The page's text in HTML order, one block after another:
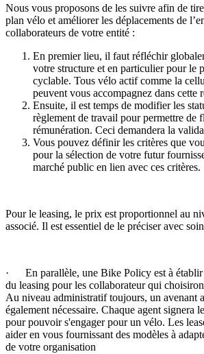
Nous vous proposons de les suivre afin de
plan vélo et améliorer les déplacements de
collaborateurs de votre entité :
En premier lieu, il faut réfléchir
votre structure et en particulier pour le
cyclable. Tous vélo actif comme la
peuvent vous accompagnez dans cette
Ensuite, il est temps de modifier les
règlement de travail pour permettre de
rémunération. Ceci demandera la
Vous pouvez définir les critères que
pour la sélection de votre futur
marché public en lien avec ces critères.
Pour le leasing, le prix est proportionnel au
associé. Il est essentiel de le préciser avec
· En parallèle, une Bike Policy est à établir
du leasing pour les collaborateur qui
Au niveau administratif toujours, un avenant
également nécessaire. Chaque agent signera
pour pouvoir s'engager pour un vélo. Les
aider en vous fournissant des modèles à
de votre organisation